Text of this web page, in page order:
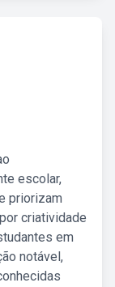
escolar,
priorizam
criatividade
em
notável,